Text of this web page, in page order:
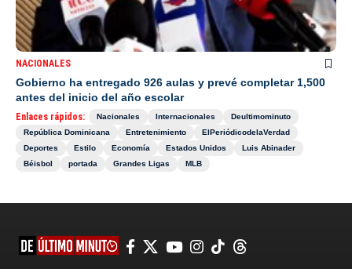
NACIONALES
Gobierno ha entregado 926 aulas y prevé completar 1,500
antes del inicio del año escolar
Enlaces rápidos: Nacionales Internacionales
Deultimominuto
República Dominicana
Entretenimiento
ElPeriódicodelaVerdad
Deportes
Estilo Economía Estados Unidos
Luis Abinader
Béisbol
portada Grandes Ligas MLB